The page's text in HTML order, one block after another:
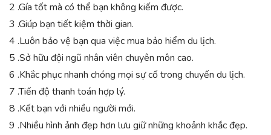
2 .Gía tốt mà có thể bạn không kiếm được.
3 .Giúp bạn tiết kiệm thời gian.
4 .Luôn bảo vệ bạn qua việc mua bảo hiểm du lịch.
5 .Sở hữu đội ngũ nhân viên chuyên môn cao.
6 .Khắc phục nhanh chóng mọi sự cố trong chuyến du lịch.
7 .Tiến độ thanh toán hợp lý.
8 .Kết bạn với nhiều người mới.
9 .Nhiều hình ảnh đẹp hơn lưu giữ những khoảnh khắc đẹp.